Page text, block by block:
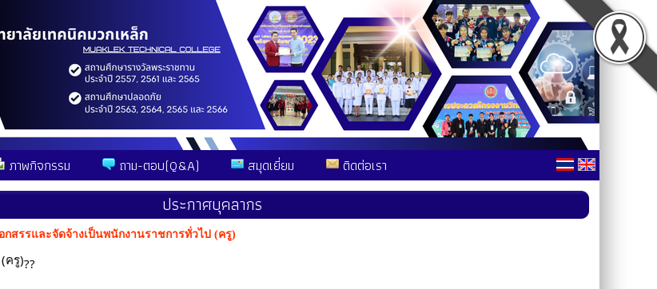
ภาพกิจกรรม ถาม-ตอบ(Q&A) สมุดเยี่ยม ติดต่อเรา
ประกาศบุคลากร
สรรและจัดจ้างเป็นพนักงานราชการทั่วไป (ครู)
ครู)